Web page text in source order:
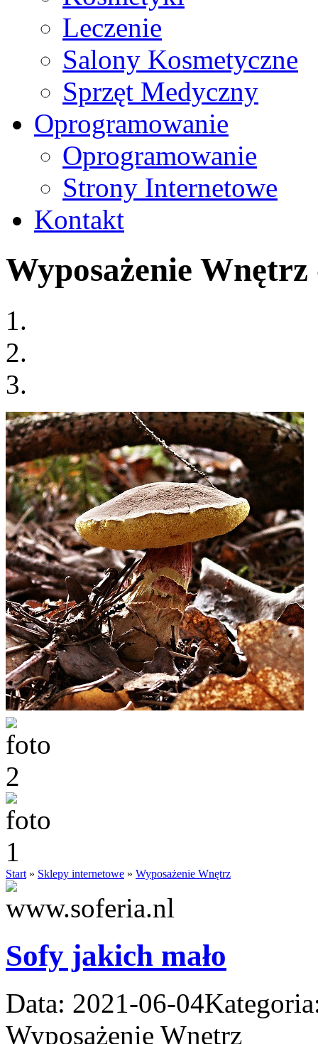
Leczenie
Salony Kosmetyczne
Sprzęt Medyczny
Oprogramowanie
Oprogramowanie
Strony Internetowe
Kontakt
Wyposażenie
Start » Sklepy internetowe » Wyposażenie Wnętrz
Sofy jakich mało
Data: 2021-06-04
Wyposażenie Wnętrz